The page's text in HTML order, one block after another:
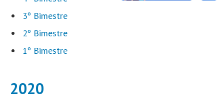
3º Bimestre
2º Bimestre
1º Bimestre
2020